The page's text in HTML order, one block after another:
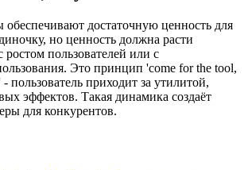
достаточную ценность для
но ценность должна расти
ростом пользователей или с
Это принцип 'come for the tool,
пользователь приходит за утилитой,
эффектов. Такая динамика создаёт
для конкурентов.